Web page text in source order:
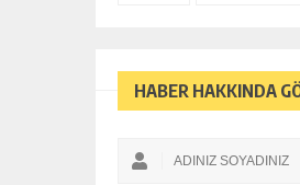
HABER HAKKINDA